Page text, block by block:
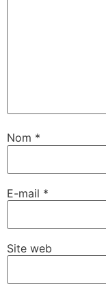
Nom *
E-mail *
Site web